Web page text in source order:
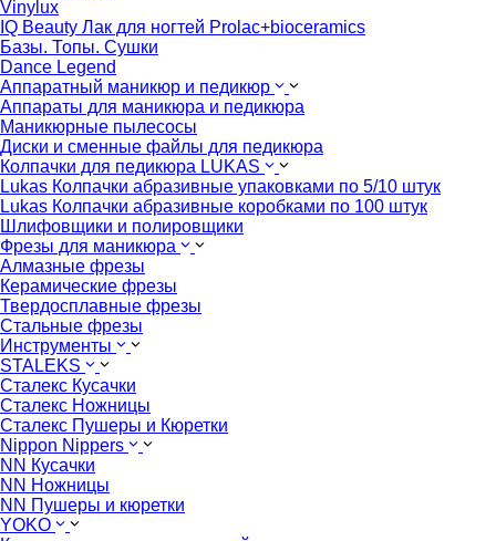
Vinylux
IQ Beauty Лак для ногтей Prolac+bioceramics
Базы. Топы. Сушки
Dance Legend
Аппаратный маникюр и педикюр
Аппараты для маникюра и педикюра
Маникюрные пылесосы
Диски и сменные файлы для педикюра
Колпачки для педикюра LUKAS
Lukas Колпачки абразивные упаковками по 5/10 штук
Lukas Колпачки абразивные коробками по 100 штук
Шлифовщики и полировщики
Фрезы для маникюра
Алмазные фрезы
Керамические фрезы
Твердосплавные фрезы
Стальные фрезы
Инструменты
STALEKS
Сталекс Кусачки
Сталекс Ножницы
Сталекс Пушеры и Кюретки
Nippon Nippers
NN Кусачки
NN Ножницы
NN Пушеры и кюретки
YOKO